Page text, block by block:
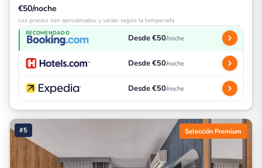
€50/noche
Los precios son aproximados y varían según la temporada
RECOMENDADO Desde €50/noche
Desde €50/noche
Desde €50/noche
#5 Selección Premium